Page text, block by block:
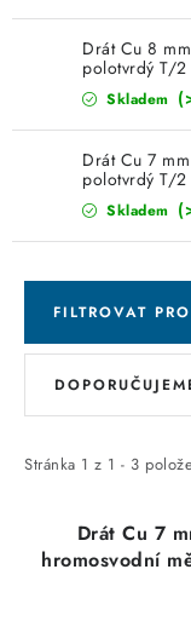
JISTIČE
KABELY
ŽÁROVKY
OHŘÍVAČE VODY
CHYTRÁ
SVÍTIDLA domovní
LED osvětlení
Drát Cu 8
polotvrdý T/
Skladem
Drát Cu 7
polotvrdý T/
Skladem
FILTROVAT
V
i
Stránka 1 z 1 - 3
Ř
e
Drát Cu 7
hromosvodní